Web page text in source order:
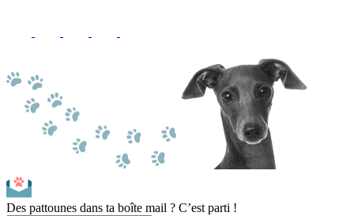
Des pattounes dans ta boîte mail ? C’est parti !